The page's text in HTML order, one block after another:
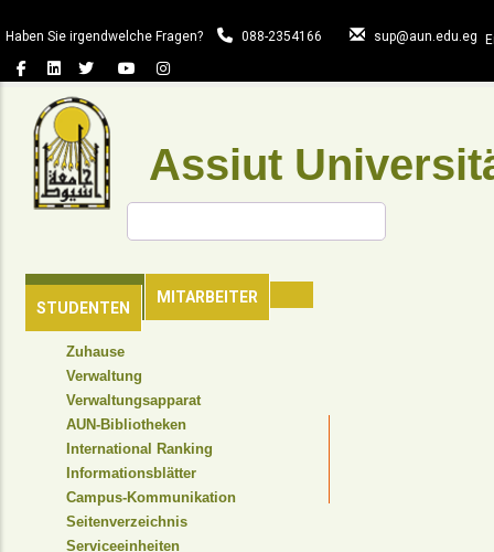
zum
Inhalt
Haben Sie irgendwelche Fragen? 088-2354166 sup@aun.edu.eg
Assiut
MITARBEITER
STUDENTEN
Suche
HEADER
NAVIGATION
Zuhause
Verwaltung
Verwaltungsapparat
AUN-Bibliotheken
International Ranking
Informationsblätter
Campus-Kommunikation
Seitenverzeichnis
Serviceeinheiten